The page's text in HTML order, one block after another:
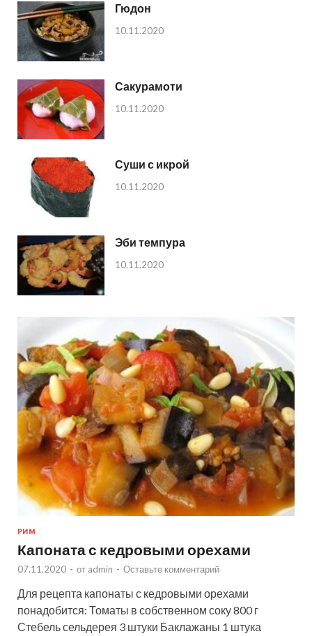
Гюдон
10.11.2020
Сакурамоти
10.11.2020
Суши с икрой
10.11.2020
Эби темпура
10.11.2020
РИМ
Капоната с кедровыми орехами
07.11.2020 - от admin - Оставьте комментарий
Для рецепта капонаты с кедровыми орехами
понадобится: Томаты в собственном соку 800 г
Стебель сельдерея 3 штуки Баклажаны 1 штука